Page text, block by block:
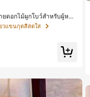
ยดอกไม้ผูกโบว์สำหรับผู้หญิง
วแขนกุดสีสดใส